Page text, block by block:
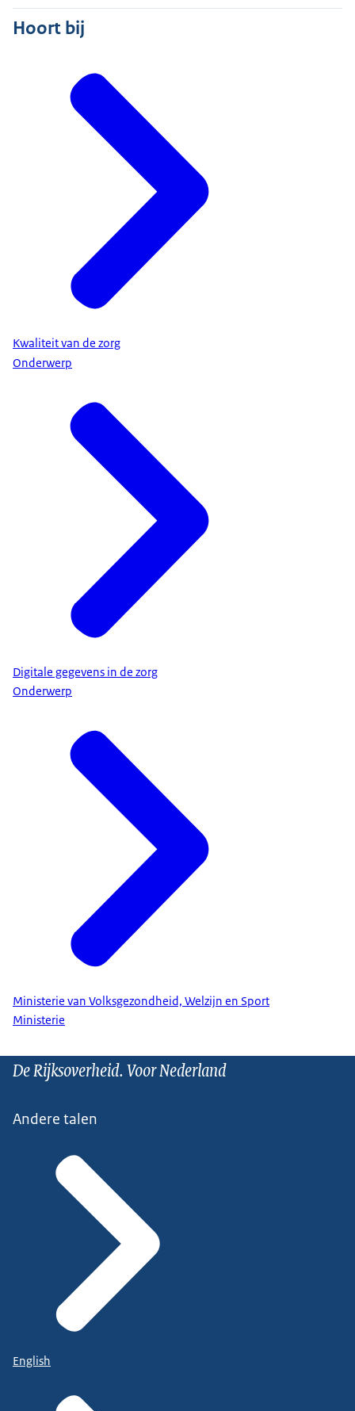
Hoort bij
Kwaliteit van de zorg
Onderwerp
Digitale gegevens in de zorg
Onderwerp
Ministerie van Volksgezondheid, Welzijn en Sport
Ministerie
De Rijksoverheid. Voor Nederland
Andere talen
English